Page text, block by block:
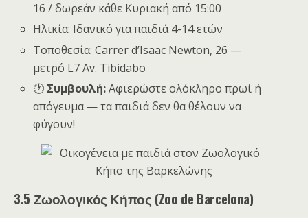
16 / δωρεάν κάθε Κυριακή από 15:00
Ηλικία: Ιδανικό για παιδιά 4-14 ετών
Τοποθεσία: Carrer d’Isaac Newton, 26 —
μετρό L7 Av. Tibidabo
🕐 Συμβουλή:Αφιερώστε ολόκληρο πρωί ή
απόγευμα — τα παιδιά δεν θα θέλουν να
φύγουν!
3.5 Ζωολογικός Κήπος (Zoo de Barcelona)